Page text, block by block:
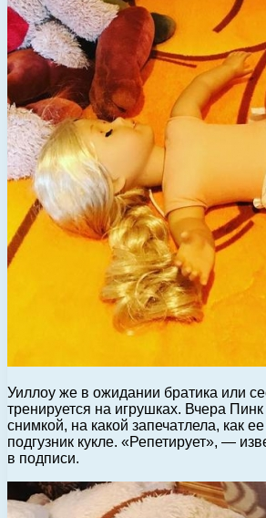
Уиллоу же в ожидании братика или
тренируется на игрушках. Вчера
снимкой, на какой запечатлела, как
подгузник кукле. «Репетирует», —
в подписи.